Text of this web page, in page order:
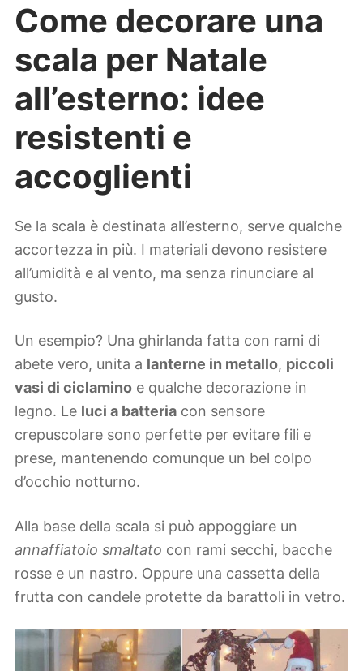
Come decorare una
scala per Natale
all’esterno: idee
resistenti e
accoglienti
Se la scala è destinata all’esterno, serve qualche
accortezza in più. I materiali devono resistere
all’umidità e al vento, ma senza rinunciare al
gusto.
Un esempio? Una ghirlanda fatta con rami di
abete vero, unita a lanterne in metallo, piccoli
vasi di ciclamino e qualche decorazione in
legno. Le luci a batteria con sensore
crepuscolare sono perfette per evitare fili e
prese, mantenendo comunque un bel colpo
d’occhio notturno.
Alla base della scala si può appoggiare un
annaffiatoio smaltato con rami secchi, bacche
rosse e un nastro. Oppure una cassetta della
frutta con candele protette da barattoli in vetro.